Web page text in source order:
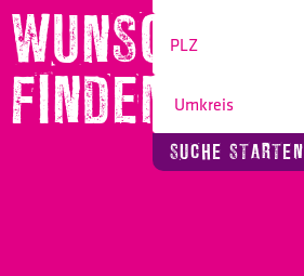
WUNSCHBERUF
FINDEN!
SUCHE STARTEN